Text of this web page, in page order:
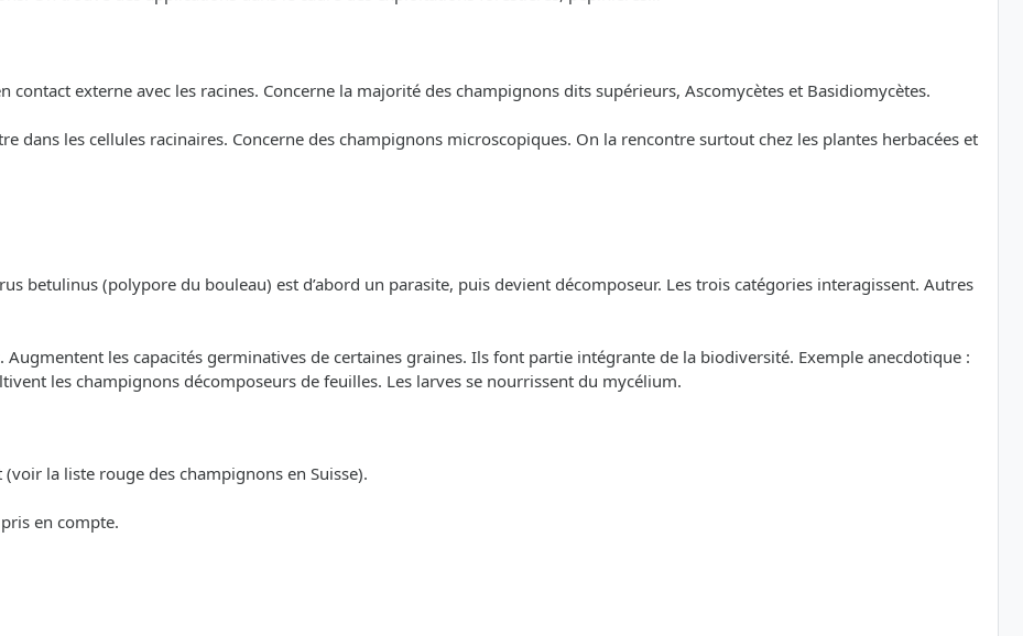
contact externe avec les racines. Concerne la majorité des champignons dits supérieurs, Ascomycètes et Basidiomycètes.
dans les cellules racinaires. Concerne des champignons microscopiques. On la rencontre surtout chez les plantes herbacées et
betulinus (polypore du bouleau) est d’abord un parasite, puis devient décomposeur. Les trois catégories interagissent. Autres
les capacités germinatives de certaines graines. Ils font partie intégrante de la biodiversité. Exemple anecdotique :
les champignons décomposeurs de feuilles. Les larves se nourrissent du mycélium.
la liste rouge des champignons en Suisse).
en compte.